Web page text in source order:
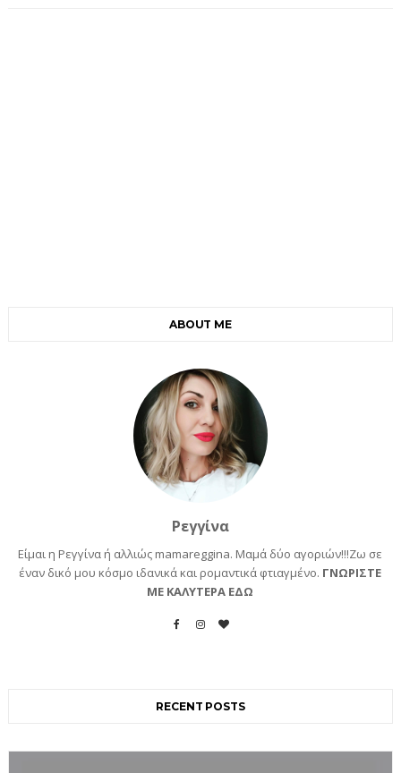
ABOUT ME
Ρεγγίνα
Είμαι η Ρεγγίνα ή αλλιώς mamareggina. Μαμά δύο αγοριών!!!Ζω σε
έναν δικό μου κόσμο ιδανικά και ρομαντικά φτιαγμένο. ΓΝΩΡΙΣΤΕ
ΜΕ ΚΑΛΥΤΕΡΑ ΕΔΩ
RECENT POSTS